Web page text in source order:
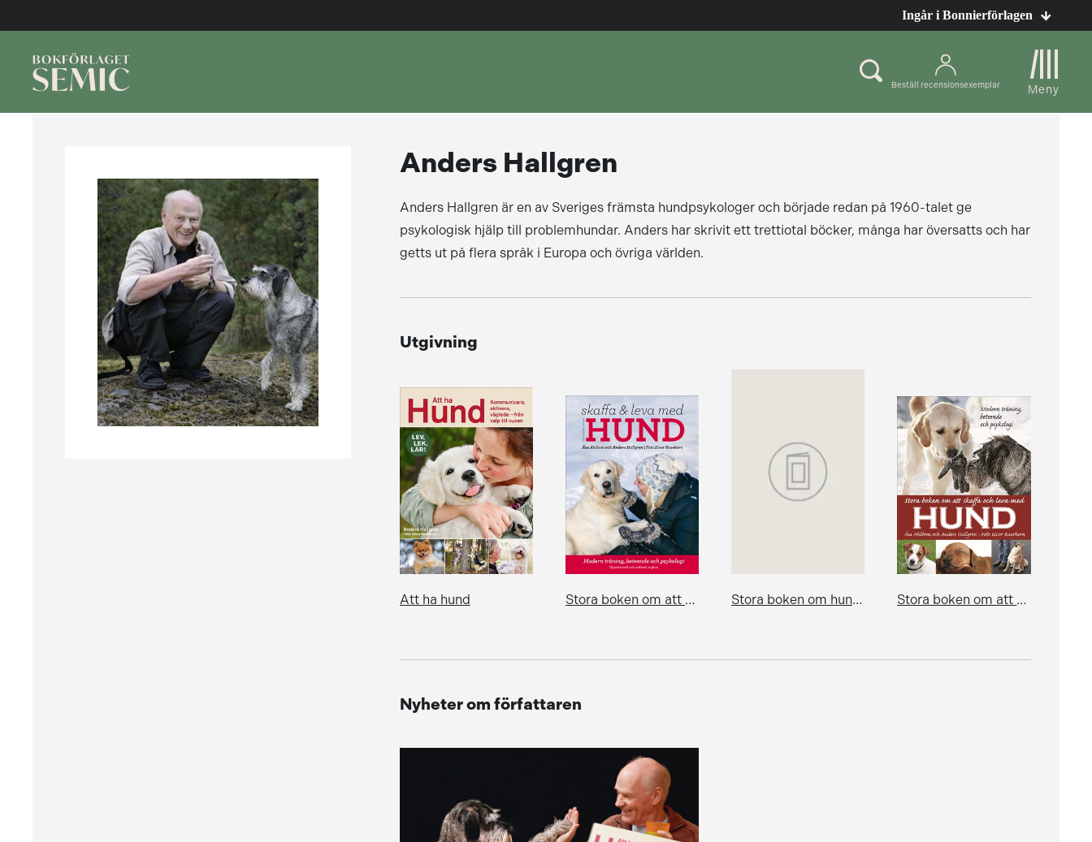
Ingår i Bonnierförlagen
Beställ recensionsexemplar Meny
Anders Hallgren
Anders Hallgren är en av Sveriges främsta hundpsykologer och började redan på 1960-talet ge
psykologisk hjälp till problemhundar. Anders har skrivit ett trettiotal böcker, många har översatts och har
getts ut på flera språk i Europa och övriga världen.
Utgivning
Att ha hund Stora boken om att skaffa och leva med hund, utökad/reviderad Stora boken om hundens hälsa Stora boken om att skaffa och leva med hund
Nyheter om författaren